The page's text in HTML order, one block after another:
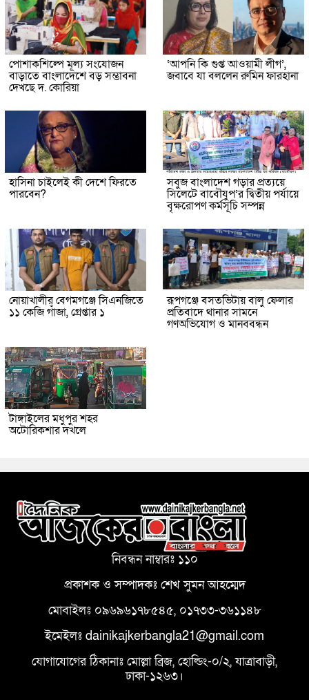
পোশাকশিল্পে মূল্য সংযোজন
বাড়াতে বাংলাদেশে বড় সম্ভাবনা
দেখছে দ. কোরিয়া
‘আপনি কি গুপ্ত আওয়ামী লীগ’,
জবাবে যা বললেন রুমিন ফারহানা
হাসিনা চাইলেই কী দেশে ফিরতে
পারবেন?
সবুজ বাংলাদেশ গড়ার প্রত্যয়ে
সিলেটে বাবৌযুপ’র দ্বিতীয় পর্যায়ে
বৃক্ষরোপণ কর্মসূচি সম্পন্ন
নোয়াখালীর বেগমগঞ্জে সিএনজিতে
১১ কেজি গাঁজা, গ্রেপ্তার ১
রূপগঞ্জে বসতভিটায় বালু ফেলার
প্রতিবাদে থানার সামনে
গণঅভিযোগ ও মানববন্ধন
টাঙ্গাইলের মধুপুর শহর
অটোরিকশার দখলে
নিবন্ধন নাম্বারঃ ১১০
প্রকাশক ও সম্পাদকঃ শেখ সুমন আহম্মেদ
মোবাইলঃ ০৯৬৯৬১৭৮৫৪৫, ০১৭৩৩-৩৬১১৪৮
ইমেইলঃ dainikajkerbangla21@gmail.com
যোগাযোগের ঠিকানাঃ মোল্লা ব্রিজ, হোল্ডিং-০/২, যাত্রাবাড়ী,
ঢাকা-১২৬৩।